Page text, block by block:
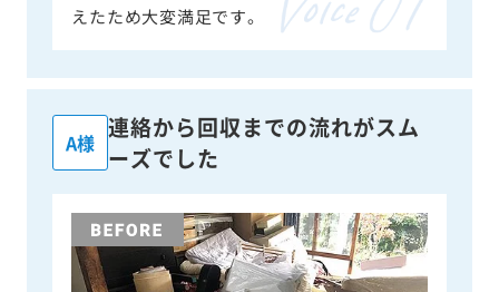
えたため大変満足です。
A様
連絡から回収までの流れがスム
ーズでした